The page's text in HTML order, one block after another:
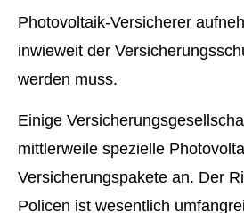
Photovoltaik-Versicherer
inwieweit der
werden muss.
Einige
mittlerweile spezielle
Versicherungspakete an. Der
Policen ist wesentlich